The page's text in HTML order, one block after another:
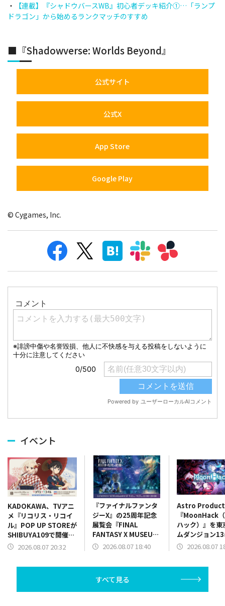
・
【連載】『シャドウバースWB』初心者デッキ紹介①…「ランプ
ドラゴン」から始めるランクマッチのすすめ
■『Shadowverse: Worlds Beyond』
公式サイト
公式X
App Store
Google Play
© Cygames, Inc.
イベント
KADOKAWA、TVアニ
メ『リコリス・リコイ
ル』POP UP STOREが
SHIBUYA109で開催決
定 2026.08.07 20:32
『ファイナルファンタ
ジーX』の25周年記念
展覧会『FINAL
FANTASY X MUSEUM-
幻光の記憶-』チケット
2026.08.07 18:40
Astro
『MoonHack
ハック）』を東
ムダンジョン
展！リズムアク
2026.08.07
すべて見る